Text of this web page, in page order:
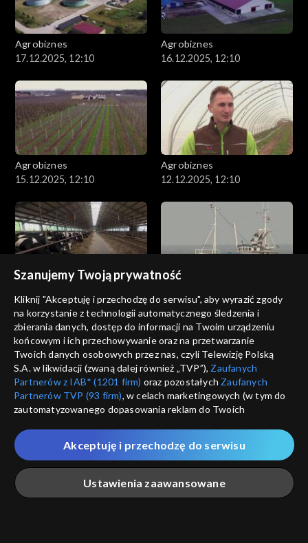
Agrobiznes
17.12.2025, 12:10
Agrobiznes
16.12.2025, 12:10
Agrobiznes
15.12.2025, 12:10
Agrobiznes
12.12.2025, 12:10
11.12.2025, 12:10
10.12.2025, 12:10
Agrobiznes
Agrobiznes
Szanujemy Twoją prywatność
Kliknij "Akceptuję i przechodzę do serwisu", aby wyrazić zgody
na korzystanie z technologii automatycznego śledzenia i
zbierania danych, dostęp do informacji na Twoim urządzeniu
końcowym i ich przechowywanie oraz na przetwarzanie
Twoich danych osobowych przez nas, czyli Telewizję Polską
S.A. w likwidacji (zwaną dalej również „TVP”), Zaufanych
Partnerów z IAB* (1201 firm) oraz pozostałych Zaufanych
Partnerów TVP (93 firm), w celach marketingowych (w tym do
zautomatyzowanego dopasowania reklam do Twoich
które wskazujemy poniżej, a także zgody na udostępnianie
przez nas identyfikatora PPID do Google.
Twoje dane osobowe zbierane podczas odwiedzania przez
Ciebie naszych
poszczególnych serwisówzwanych dalej
„Portalem”, w tym informacje zapisywane za pomocą
Ustawienia zaawansowane
Akceptuję i przechodzę do serwisu